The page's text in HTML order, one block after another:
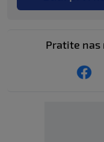
Pratite nas